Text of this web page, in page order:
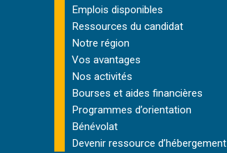
Emplois disponibles
Ressources du candidat
Notre région
Vos avantages
Nos activités
Bourses et aides financières
Programmes d’orientation
Bénévolat
Devenir ressource d’hébergement